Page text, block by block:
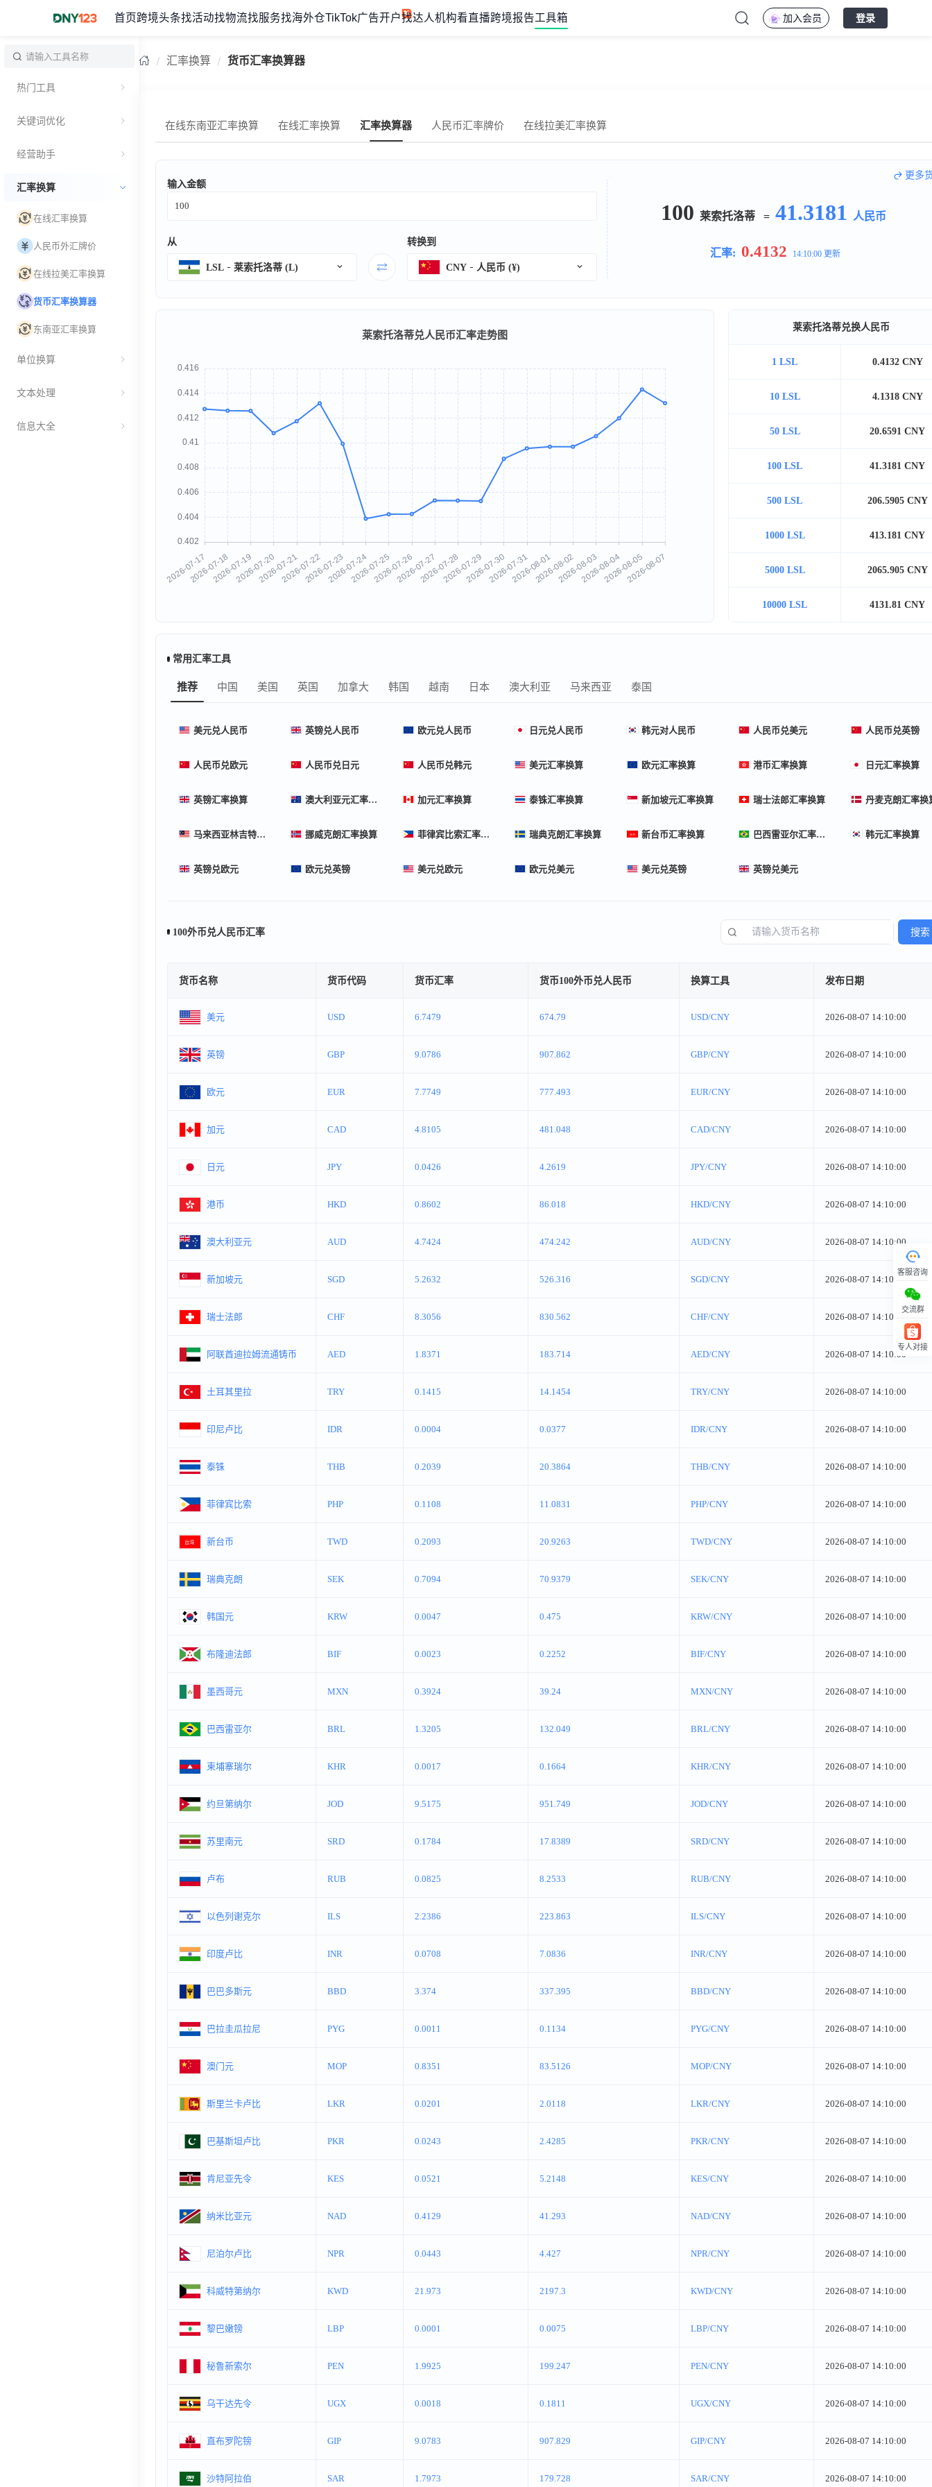
首页 跨境头条找活动找物流找服务找海外仓TikTok广告开户找达人机构看直播跨境报告工具箱 加入会员 登录
热门工具
关键词优化
经营助手
汇率换算
在线汇率换算
人民币外汇牌价
在线拉美汇率换算
货币汇率换算器
东南亚汇率换算
单位换算
文本处理
信息大全
汇率换算 货币汇率换算器
在线东南亚汇率换算 在线汇率换算 汇率换算器 人民币汇率牌价 在线拉美汇率换算
更多
输入金额
从
LSL 莱索托洛蒂 (L)
转换到
CNY 人民币 (¥)
100 莱索托洛蒂 = 41.3181 人民币
汇率: 0.4132 14:10:00 更新
莱索托洛蒂兑换人民币
1 LSL 0.4132 CNY
10 LSL 4.1318 CNY
50 LSL 20.6591 CNY
100 LSL 41.3181 CNY
500 LSL 206.5905 CNY
1000 LSL 413.181 CNY
5000 LSL 2065.905 CNY
10000 LSL 4131.81 CNY
常用汇率工具
推荐 中国 美国 英国 加拿大 韩国 越南 日本 澳大利亚 马来西亚 泰国
美元兑人民币 英镑兑人民币 欧元兑人民币 日元兑人民币 韩元对人民币 人民币兑美元 人民币兑英镑
人民币兑欧元 人民币兑日元 人民币兑韩元 美元汇率换算 欧元汇率换算 港币汇率换算 日元汇率换算
英镑汇率换算 澳大利亚元汇率换算 加元汇率换算 泰铢汇率换算 新加坡元汇率换算 瑞士法郎汇率换算 丹麦克朗汇率换
马来西亚林吉特汇率换算 挪威克朗汇率换算 菲律宾比索汇率换算 瑞典克朗汇率换算 新台币汇率换算 巴西雷亚尔汇率换算 韩元汇率换算
英镑兑欧元 欧元兑英镑 美元兑欧元 欧元兑美元 美元兑英镑 英镑兑美元
100外币兑人民币汇率 搜索
货币名称 货币代码 货币汇率 货币100外币兑人民币 换算工具 发布日期
美元 USD 6.7479 674.79 USD/CNY 2026-08-07 14:10:00
英镑 GBP 9.0786 907.862 GBP/CNY 2026-08-07 14:10:00
欧元 EUR 7.7749 777.493 EUR/CNY 2026-08-07 14:10:00
加元 CAD 4.8105 481.048 CAD/CNY 2026-08-07 14:10:00
日元 JPY 0.0426 4.2619 JPY/CNY 2026-08-07 14:10:00
港币 HKD 0.8602 86.018 HKD/CNY 2026-08-07 14:10:00
澳大利亚元 AUD 4.7424 474.242 AUD/CNY 2026-08-07 14:10:00
新加坡元 SGD 5.2632 526.316 SGD/CNY 2026-08-07 14:10:00
瑞士法郎 CHF 8.3056 830.562 CHF/CNY 2026-08-07 14:10:00
阿联酋迪拉姆流通铸币 AED 1.8371 183.714 AED/CNY 2026-08-07 14:10:00
土耳其里拉 TRY 0.1415 14.1454 TRY/CNY 2026-08-07 14:10:00
印尼卢比 IDR 0.0004 0.0377 IDR/CNY 2026-08-07 14:10:00
泰铢 THB 0.2039 20.3864 THB/CNY 2026-08-07 14:10:00
菲律宾比索 PHP 0.1108 11.0831 PHP/CNY 2026-08-07 14:10:00
新台币 TWD 0.2093 20.9263 TWD/CNY 2026-08-07 14:10:00
瑞典克朗 SEK 0.7094 70.9379 SEK/CNY 2026-08-07 14:10:00
韩国元 KRW 0.0047 0.475 KRW/CNY 2026-08-07 14:10:00
布隆迪法郎 BIF 0.0023 0.2252 BIF/CNY 2026-08-07 14:10:00
墨西哥元 MXN 0.3924 39.24 MXN/CNY 2026-08-07 14:10:00
巴西雷亚尔 BRL 1.3205 132.049 BRL/CNY 2026-08-07 14:10:00
柬埔寨瑞尔 KHR 0.0017 0.1664 KHR/CNY 2026-08-07 14:10:00
约旦第纳尔 JOD 9.5175 951.749 JOD/CNY 2026-08-07 14:10:00
苏里南元 SRD 0.1784 17.8389 SRD/CNY 2026-08-07 14:10:00
卢布 RUB 0.0825 8.2533 RUB/CNY 2026-08-07 14:10:00
以色列谢克尔 ILS 2.2386 223.863 ILS/CNY 2026-08-07 14:10:00
印度卢比 INR 0.0708 7.0836 INR/CNY 2026-08-07 14:10:00
巴巴多斯元 BBD 3.374 337.395 BBD/CNY 2026-08-07 14:10:00
巴拉圭瓜拉尼 PYG 0.0011 0.1134 PYG/CNY 2026-08-07 14:10:00
澳门元 MOP 0.8351 83.5126 MOP/CNY 2026-08-07 14:10:00
斯里兰卡卢比 LKR 0.0201 2.0118 LKR/CNY 2026-08-07 14:10:00
巴基斯坦卢比 PKR 0.0243 2.4285 PKR/CNY 2026-08-07 14:10:00
肯尼亚先令 KES 0.0521 5.2148 KES/CNY 2026-08-07 14:10:00
纳米比亚元 NAD 0.4129 41.293 NAD/CNY 2026-08-07 14:10:00
尼泊尔卢比 NPR 0.0443 4.427 NPR/CNY 2026-08-07 14:10:00
科威特第纳尔 KWD 21.973 2197.3 KWD/CNY 2026-08-07 14:10:00
黎巴嫩镑 LBP 0.0001 0.0075 LBP/CNY 2026-08-07 14:10:00
秘鲁新索尔 PEN 1.9925 199.247 PEN/CNY 2026-08-07 14:10:00
乌干达先令 UGX 0.0018 0.1811 UGX/CNY 2026-08-07 14:10:00
直布罗陀镑 GIP 9.0783 907.829 GIP/CNY 2026-08-07 14:10:00
沙特阿拉伯 SAR 1.7973 179.728 SAR/CNY 2026-08-07 14:10:00
客服咨询
交流群
专人对接
回顶部